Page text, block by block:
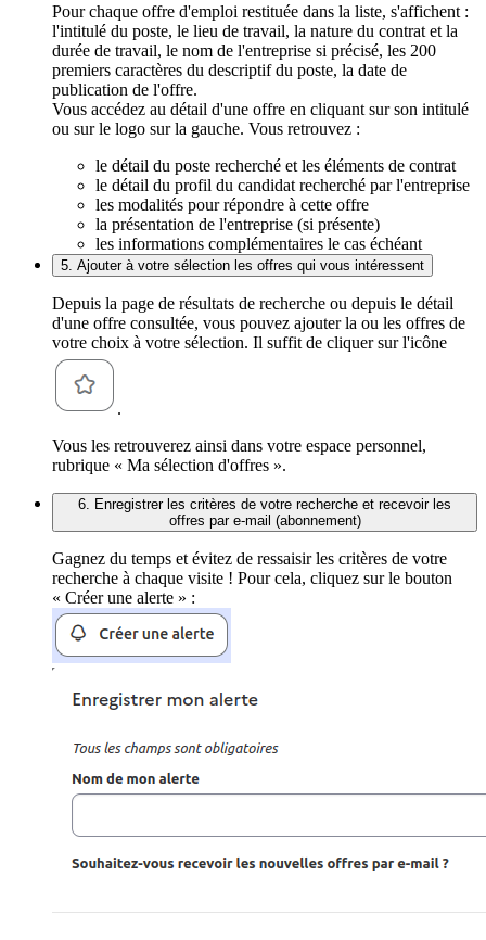
Pour chaque offre d'emploi restituée dans la liste, s'affichent :
l'intitulé du poste, le lieu de travail, la nature du contrat et la
durée de travail, le nom de l'entreprise si précisé, les 200
premiers caractères du descriptif du poste, la date de
publication de l'offre.
Vous accédez au détail d'une offre en cliquant sur son intitulé
ou sur le logo sur la gauche. Vous retrouvez :
le détail du poste recherché et les éléments de contrat
le détail du profil du candidat recherché par l'entreprise
les modalités pour répondre à cette offre
la présentation de l'entreprise (si présente)
les informations complémentaires le cas échéant
5. Ajouter à votre sélection les offres qui vous intéressent
Depuis la page de résultats de recherche ou depuis le détail
d'une offre consultée, vous pouvez ajouter la ou les offres de
votre choix à votre sélection. Il suffit de cliquer sur l'icône
.
Vous les retrouverez ainsi dans votre espace personnel,
rubrique « Ma sélection d'offres ».
6. Enregistrer les critères de votre recherche et recevoir les
offres par e-mail (abonnement)
Gagnez du temps et évitez de ressaisir les critères de votre
recherche à chaque visite ! Pour cela, cliquez sur le bouton
« Créer une alerte » :